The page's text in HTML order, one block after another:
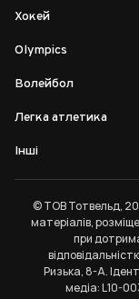
Хокей
Olympics
Волейбол
Легка атлетика
Інші
© ТОВ Тотвельд,
матеріалів,
при
Ризька, 8-А.
медіа: L10-